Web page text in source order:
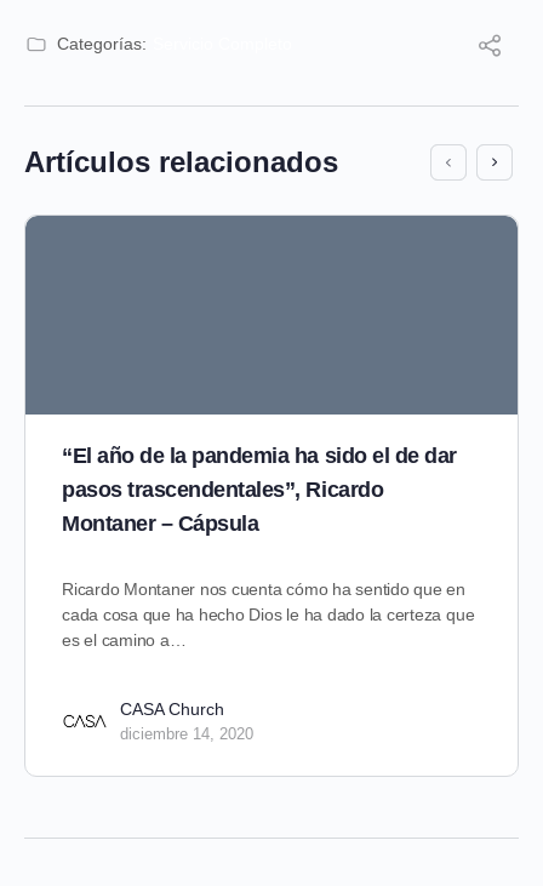
Categorías:
Artículos relacionados
“El año de la pandemia ha sido el de dar
pasos trascendentales”, Ricardo
Montaner – Cápsula
Ricardo Montaner nos cuenta cómo ha sentido que en
cada cosa que ha hecho Dios le ha dado la certeza que
es el camino a…
CASA Church
diciembre 14, 2020